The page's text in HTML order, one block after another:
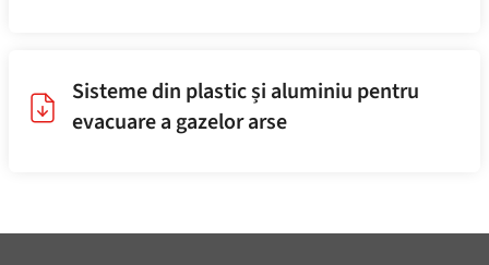
Sisteme din plastic și aluminiu pentru
evacuare a gazelor arse